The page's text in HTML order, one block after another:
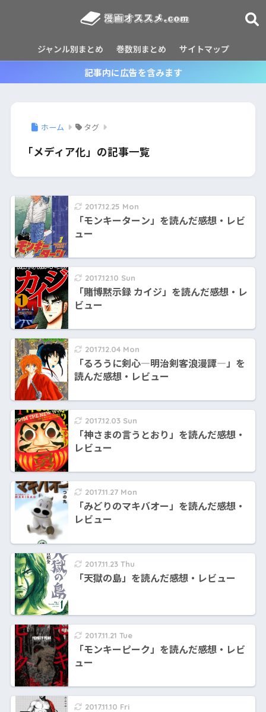
ジャンル別まとめ 巻数別まとめ サイトマップ
記事内に広告を含みます
ホーム タグ
「メディア化」の記事一覧
2017.12.25 Mon
「モンキーターン」を読んだ感想・レビ
ュー
2017.12.10 Sun
「賭博黙示録 カイジ」を読んだ感想・レ
ビュー
2017.12.04 Mon
「るろうに剣心―明治剣客浪漫譚―」を
読んだ感想・レビュー
2017.12.03 Sun
「神さまの言うとおり」を読んだ感想・
レビュー
2017.11.27 Mon
「みどりのマキバオー」を読んだ感想・
レビュー
2017.11.23 Thu
「天獄の島」を読んだ感想・レビュー
2017.11.21 Tue
「モンキーピーク」を読んだ感想・レビ
ュー
2017.11.10 Fri